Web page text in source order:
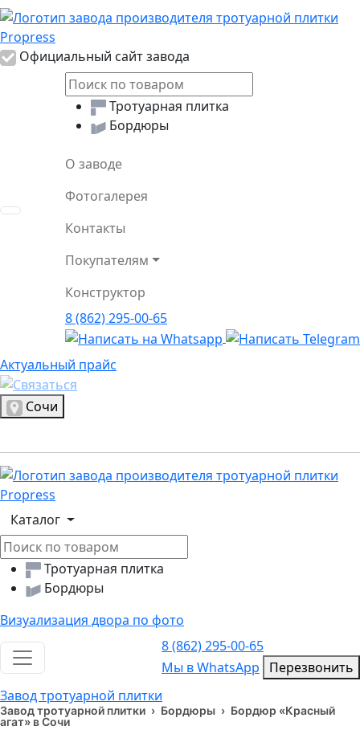
Логотип Propress
Официальный сайт завода
Toggle navigation
Тротуарная плитка
Бордюры
О заводе
Фотогалерея
Контакты
Покупателям
Конструктор
8 (862) 295-00-65
Актуальный прайс
Актуальный прайс
Выбрать город
Сочи
Логотип, переход на главную страницу
Каталог
Тротуарная плитка
Бордюры
Визуализация двора по фото
Toggle navigation
8 (862) 295-00-65
Мы в WhatsApp
Мы в WhatsApp
Перезвонить
Завод тротуарной плитки
Завод тротуарной плитки › Бордюры › Бордюр «Красный
агат» в Сочи